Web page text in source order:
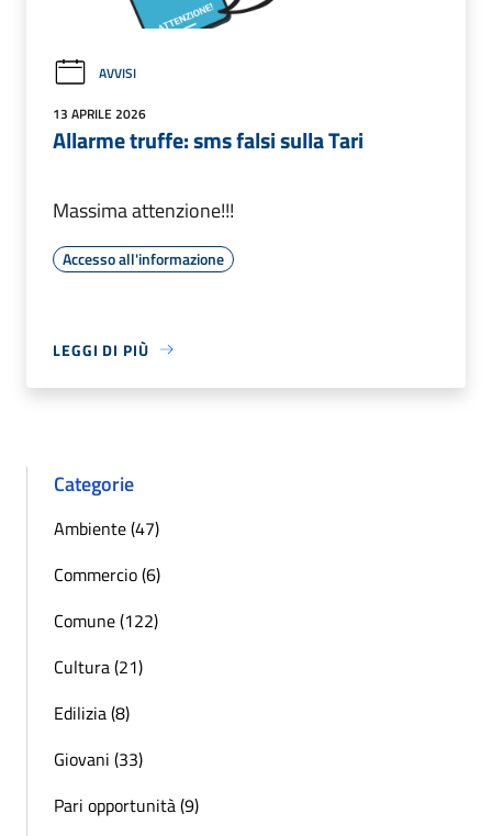
AVVISI
13 APRILE 2026
Allarme truffe: sms falsi sulla Tari
Massima attenzione!!!
Accesso all'informazione
LEGGI DI PIÙ
Categorie
Ambiente (47)
Commercio (6)
Comune (122)
Cultura (21)
Edilizia (8)
Giovani (33)
Pari opportunità (9)